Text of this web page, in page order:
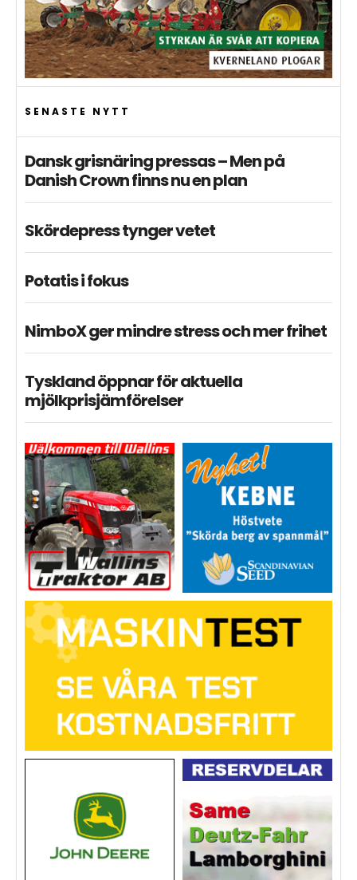
SENASTE NYTT
Dansk grisnäring pressas – Men på
Danish Crown finns nu en plan
Skördepress tynger vetet
Potatis i fokus
NimboX ger mindre stress och mer frihet
Tyskland öppnar för aktuella
mjölkprisjämförelser